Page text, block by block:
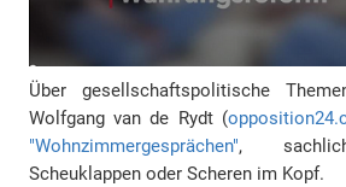
Über gesellschaftspolitische
Wolfgang van de Rydt (
"Wohnzimmergesprächen",
Scheuklappen oder Scheren im Kopf.